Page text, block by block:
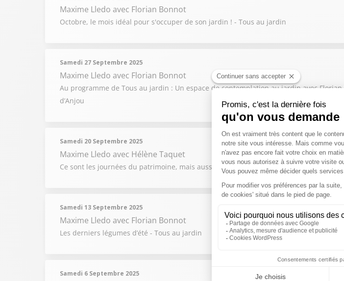
Maxime Lledo avec Florian Bonnot
Octobre, le mois idéal pour s'occuper de son jardin ! - Tous au jardin
Samedi 27 Septembre 2025
Maxime Lledo avec Florian Bonnot
Au programme de Tous au jardin : Un espace de contemplation au jardin avec
d’Anjou
Samedi 20 Septembre 2025
Maxime Lledo avec Hélène Taquet
Ce sont les journées du patrimoine, mais aussi celles de la fleur française ! - Tous au
Samedi 13 Septembre 2025
Maxime Lledo avec Florian Bonnot
Les derniers légumes d’été - Tous au jardin
Samedi 6 Septembre 2025